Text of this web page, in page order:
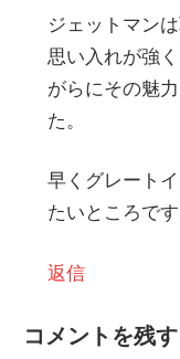
ジェットマン
思い入れが強
がらにその魅
た。
早くグレート
たいところです
返信
コメントを残す